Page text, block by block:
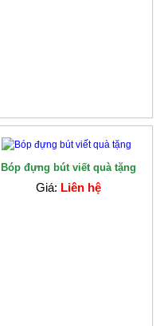
Bóp đựng bút viết quà tặng
Giá: Liên hệ